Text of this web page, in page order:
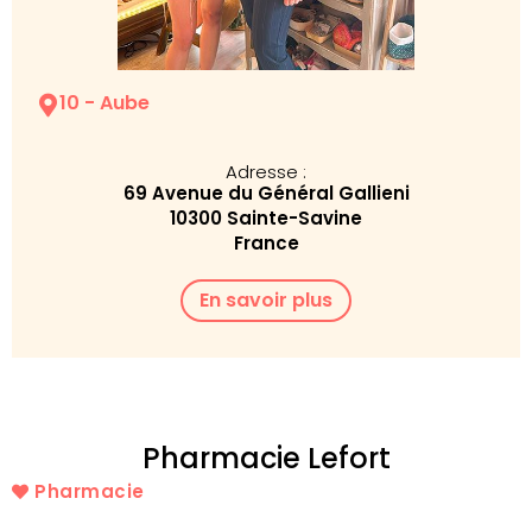
10 - Aube
Adresse :
69 Avenue du Général Gallieni
10300 Sainte-Savine
France
En savoir plus
Pharmacie Lefort
Pharmacie